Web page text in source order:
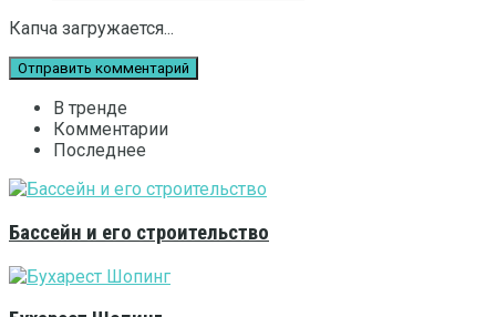
Капча загружается...
В тренде
Комментарии
Последнее
Бассейн и его строительство